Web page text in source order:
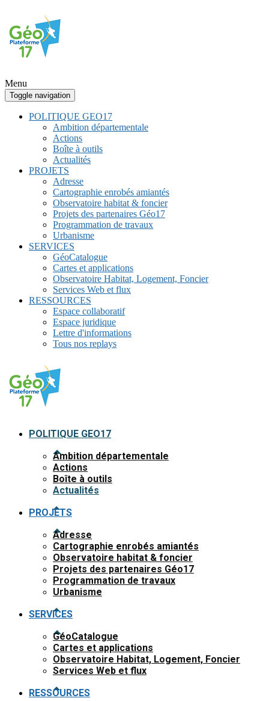
Menu
Toggle navigation
POLITIQUE GEO17
Ambition départementale
Actions
Boîte à outils
Actualités
PROJETS
Adresse
Cartographie enrobés amiantés
Observatoire habitat & foncier
Projets des partenaires Géo17
Programmation de travaux
Urbanisme
SERVICES
GéoCatalogue
Cartes et applications
Observatoire Habitat, Logement, Foncier
Services Web et flux
RESSOURCES
Espace collaboratif
Espace juridique
Lettre d'informations
Tous nos replays
POLITIQUE GEO17
Ambition départementale
Actions
Boîte à outils
Actualités
PROJETS
Adresse
Cartographie enrobés amiantés
Observatoire habitat & foncier
Projets des partenaires Géo17
Programmation de travaux
Urbanisme
SERVICES
GéoCatalogue
Cartes et applications
Observatoire Habitat, Logement, Foncier
Services Web et flux
RESSOURCES